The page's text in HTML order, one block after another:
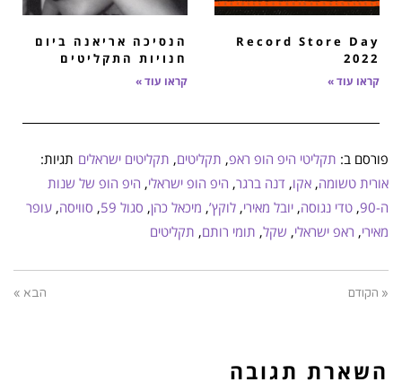
Record Store Day
2022
קראו עוד »
הנסיכה אריאנה ביום
חנויות התקליטים
קראו עוד »
פורסם ב: תקליטי היפ הופ ראפ, תקליטים, תקליטים ישראלים תגיות:
אורית טשומה, אקו, דנה ברגר, היפ הופ ישראלי, היפ הופ של שנות
ה-90
, טדי נגוסה, יובל מאירי, לוקץ’, מיכאל כהן, סגול 59 , סוויסה, עופר
מאירי, ראפ ישראלי, שקל, תומי רותם, תקליטים
« הקודם הבא »
השארת תגובה